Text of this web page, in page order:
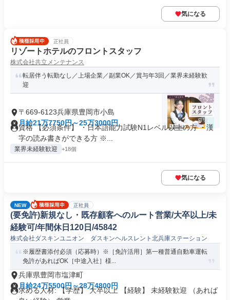
気になる
正社員
リゾートホテルのフロントスタッフ
株式会社共立メンテナンス
転居伴う転勤なし／上場企業／副業OK／賞与年3回／業界未経験歓
迎
〒669-6123兵庫県豊岡市小島
月給21万7750円～25万3000円
資格 【必須条件】 ・日本語能力試験N1レベル以上の方 ・漢
字の読み書きができる方 ※...
業界未経験歓迎 +18個
気になる
NEW 正社員
(要免許)新規なし・既存顧客へのルート営業/大卒以上/未
経験可/年間休日120日/45842
株式会社ダスキンユニオン ダスキンヘルスレント北兵庫ステーション
※履歴書添付必須（応募時）※［免許活用］第一種普通自動車運転
免許があればOK［中途入社］様...
兵庫県豊岡市塩津町
月給24万5500円～28万4800円
求める人材: 【学歴】 大卒以上 【経験】 未経験歓迎 （あれば